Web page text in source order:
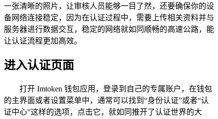
一张清晰的照片，让审核人员能够一目了然，还要确保你的设
备网络连接稳定，因为在认证过程中，需要上传相关资料并与
服务器进行数据交互，稳定的网络就如同顺畅的高速公路，能
让认证流程更加高效。
进入认证页面
打开 Imtoken 钱包应用，登录到自己的专属账户，在钱包
的主界面或者设置菜单中，通常可以找到“身份认证”或者“认
证中心”这样的选项，点击它，就如同推开了认证世界的大